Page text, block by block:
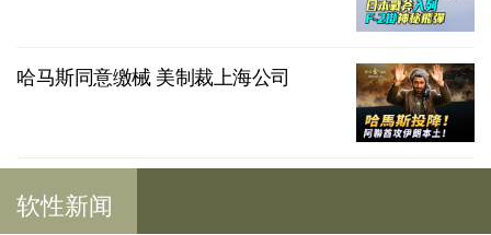
哈马斯同意缴械 美制裁上海公司
软性新闻